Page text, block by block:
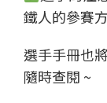
鐵人的參賽
選手手冊也
隨時查閱 ~